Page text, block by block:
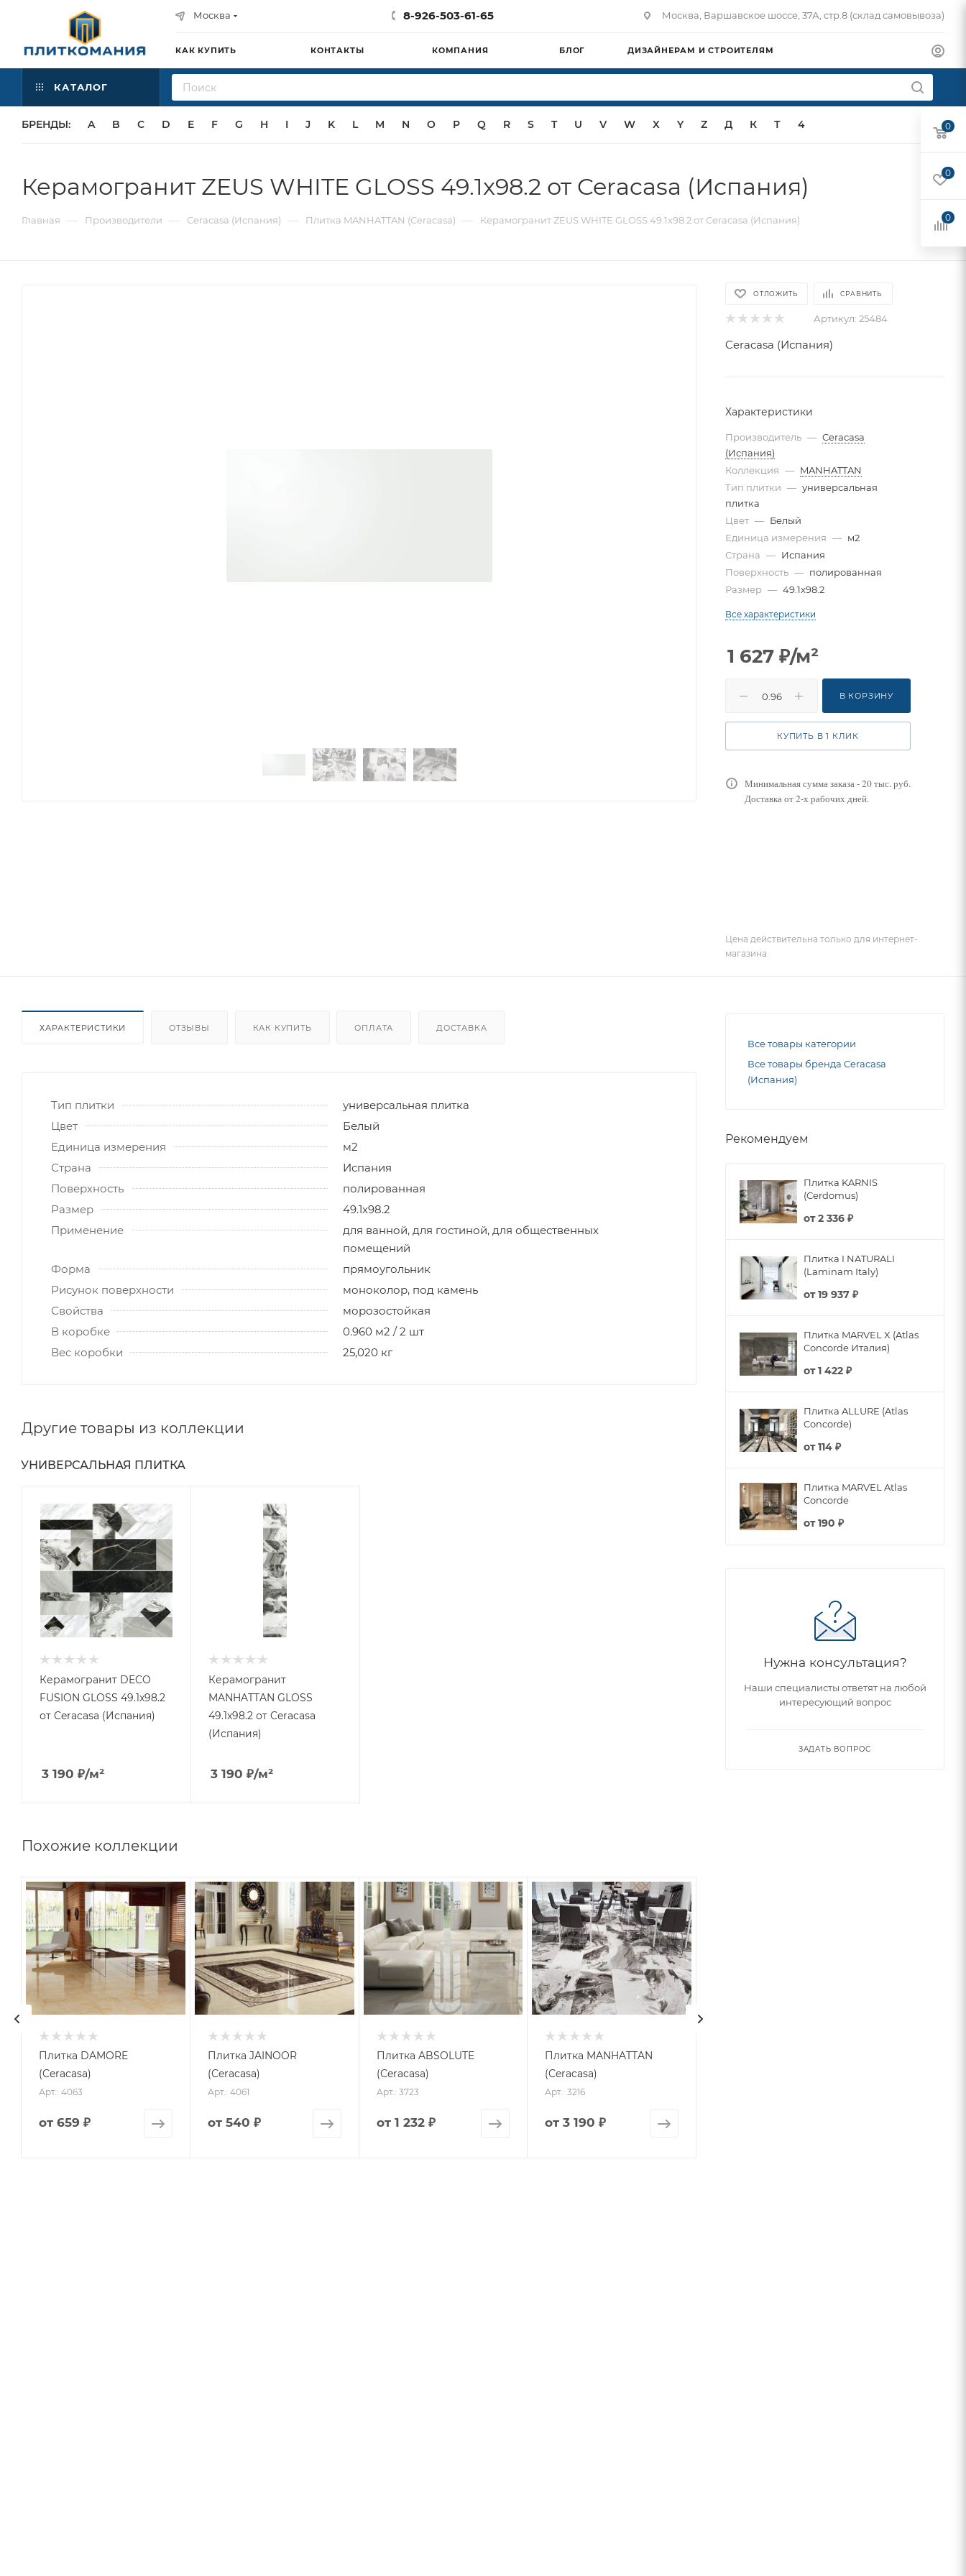
Москва 8-926-503-61-65 Москва, Варшавское шоссе, 37А, стр.8 (склад самовывоза)
КАК КУПИТЬ КОНТАКТЫ КОМПАНИЯ БЛОГ ДИЗАЙНЕРАМ И СТРОИТЕЛЯМ
КАТАЛОГ
БРЕНДЫ: A B C D E F G H I J K L M N O P Q R S T U V W X Y Z Д К Т 4
Керамогранит ZEUS WHITE GLOSS 49.1x98.2 от Ceracasa (Испания)
Главная — Производители — Ceracasa (Испания) — Плитка MANHATTAN (Ceracasa) — Керамогранит ZEUS WHITE GLOSS 49.1x98.2 от Ceracasa (Испания)
ОТЛОЖИТЬ СРАВНИТЬ
Артикул: 25484
Ceracasa (Испания)
Характеристики
Производитель — Ceracasa
(Испания)
Коллекция — MANHATTAN
Тип плитки — универсальная
плитка
Цвет — Белый
Единица измерения — м2
Страна — Испания
Поверхность — полированная
Размер — 49.1x98.2
Все характеристики
1 627 ₽/м²
В КОРЗИНУ
КУПИТЬ В 1 КЛИК
Минимальная сумма заказа - 20 тыс. руб.
Доставка от 2-х рабочих дней.
Цена действительна только для интернет-
магазина.
ХАРАКТЕРИСТИКИ ОТЗЫВЫ КАК КУПИТЬ ОПЛАТА ДОСТАВКА
Тип плитки
универсальная плитка
Цвет
Белый
Единица измерения
м2
Страна
Испания
Поверхность
полированная
Размер
49.1x98.2
Применение
для ванной, для гостиной, для общественных
помещений
Форма
прямоугольник
Рисунок поверхности
моноколор, под камень
Свойства
морозостойкая
В коробке
0.960 м2 / 2 шт
Вес коробки
25,020 кг
Другие товары из коллекции
УНИВЕРСАЛЬНАЯ ПЛИТКА
Керамогранит DECO
FUSION GLOSS 49.1x98.2
от Ceracasa (Испания)
3 190 ₽/м²
Керамогранит
MANHATTAN GLOSS
49.1x98.2 от Ceracasa
(Испания)
3 190 ₽/м²
Похожие коллекции
Плитка DAMORE
(Ceracasa)
Арт.: 4063
от 659 ₽
Плитка JAINOOR
(Ceracasa)
Арт.: 4061
от 540 ₽
Плитка ABSOLUTE
(Ceracasa)
Арт.: 3723
от 1 232 ₽
Плитка MANHATTAN
(Ceracasa)
Арт.: 3216
от3 190 ₽
Все товары категории
Все товары бренда Ceracasa
(Испания)
Рекомендуем
Плитка KARNIS
(Cerdomus)
от2 336 ₽
Плитка I NATURALI
(Laminam Italy)
от19 937 ₽
Плитка MARVEL X (Atlas
Concorde Италия)
от1 422 ₽
Плитка ALLURE (Atlas
Concorde)
от114 ₽
Плитка MARVEL Atlas
Concorde
от190 ₽
Нужна консультация?
Наши специалисты ответят на любой
интересующий вопрос
ЗАДАТЬ ВОПРОС
0
0
0